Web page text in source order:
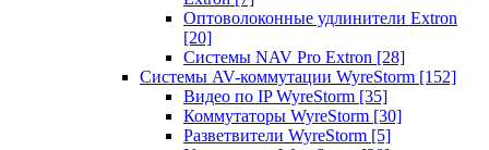
Оптоволоконные удлинители Extron
[20]
Системы NAV Pro Extron [28]
Системы AV-коммутации WyreStorm [152]
Видео по IP WyreStorm [35]
Коммутаторы WyreStorm [30]
Разветвители WyreStorm [5]